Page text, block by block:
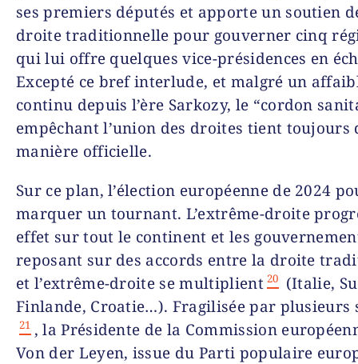
ses premiers députés et apporte un soutien
droite traditionnelle pour gouverner cinq
qui lui offre quelques vice-présidences en
Excepté ce bref interlude, et malgré un
continu depuis l’ère Sarkozy, le “cordon
empêchant l’union des droites tient toujours
manière officielle.
Sur ce plan, l’élection européenne de 2024
marquer un tournant. L’extrême-droite
effet sur tout le continent et les
reposant sur des accords entre la droite
et l’extrême-droite se multiplient 20
(Italie,
Finlande, Croatie…). Fragilisée par plusieurs
21 , la Présidente de la Commission
Von der Leyen, issue du Parti populaire